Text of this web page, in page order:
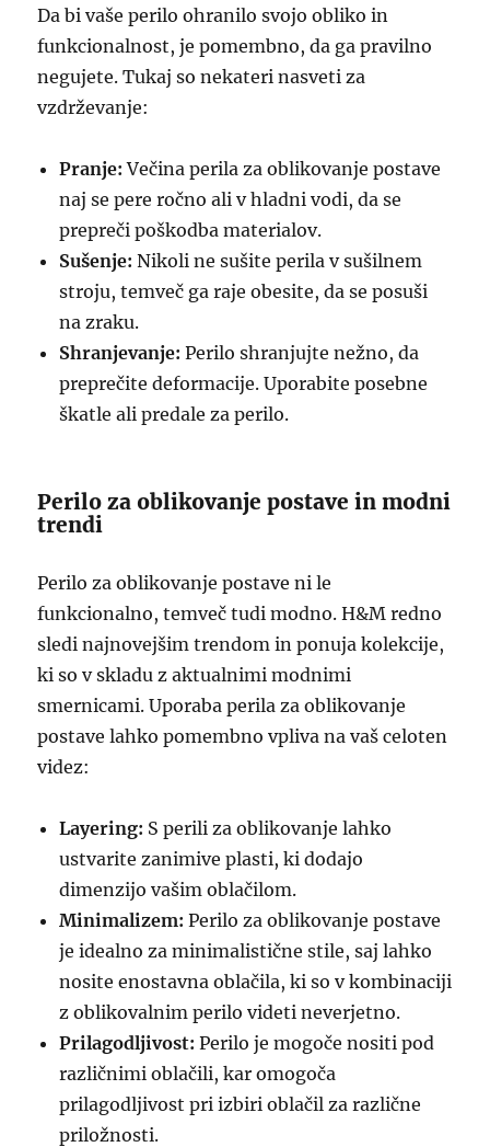
Da bi vaše perilo ohranilo svojo obliko in
funkcionalnost, je pomembno, da ga pravilno
negujete. Tukaj so nekateri nasveti za
vzdrževanje:
Pranje: Večina perila za oblikovanje postave
naj se pere ročno ali v hladni vodi, da se
prepreči poškodba materialov.
Sušenje: Nikoli ne sušite perila v sušilnem
stroju, temveč ga raje obesite, da se posuši
na zraku.
Shranjevanje: Perilo shranjujte nežno, da
preprečite deformacije. Uporabite posebne
škatle ali predale za perilo.
Perilo za oblikovanje postave in modni
trendi
Perilo za oblikovanje postave ni le
funkcionalno, temveč tudi modno. H&M redno
sledi najnovejšim trendom in ponuja kolekcije,
ki so v skladu z aktualnimi modnimi
smernicami. Uporaba perila za oblikovanje
postave lahko pomembno vpliva na vaš celoten
videz:
Layering: S perili za oblikovanje lahko
ustvarite zanimive plasti, ki dodajo
dimenzijo vašim oblačilom.
Minimalizem: Perilo za oblikovanje postave
je idealno za minimalistične stile, saj lahko
nosite enostavna oblačila, ki so v kombinaciji
z oblikovalnim perilo videti neverjetno.
Prilagodljivost: Perilo je mogoče nositi pod
različnimi oblačili, kar omogoča
prilagodljivost pri izbiri oblačil za različne
priložnosti.